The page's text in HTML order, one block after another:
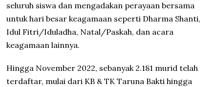
seluruh siswa dan mengadakan perayaan bersama
untuk hari besar keagamaan seperti Dharma Shanti,
Idul Fitri/Iduladha, Natal/Paskah, dan acara
keagamaan lainnya.
Hingga November 2022, sebanyak 2.181 murid telah
terdaftar, mulai dari KB & TK Taruna Bakti hingga